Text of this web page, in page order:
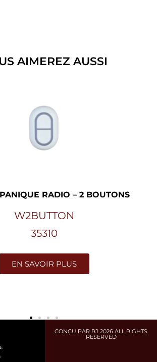
AIMEREZ AUSSI
RADIO – 2 BOUTONS
W2BUTTON
35310
EN SAVOIR PLUS
CONÇU PAR RJ 2026 ALL RIGHTS
RESERVED